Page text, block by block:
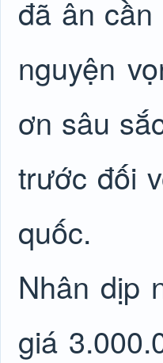
đã ân
nguyện
ơn sâu
trước đối
quốc.
Nhân dịp
giá